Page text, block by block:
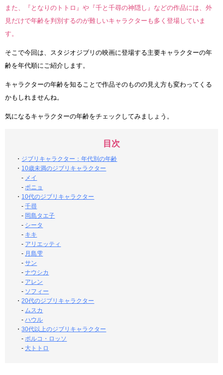
また、『となりのトトロ』や『千と千尋の神隠し』などの作品には、外
見だけで年齢を判別するのが難しいキャラクターも多く登場していま
す。
そこで今回は、スタジオジブリの映画に登場する主要キャラクターの年
齢を年代順にご紹介します。
キャラクターの年齢を知ることで作品そのものの見え方も変わってくる
かもしれませんね。
気になるキャラクターの年齢をチェックしてみましょう。
目次
・ ジブリキャラクター：年代別の年齢
・ 10歳未満のジブリキャラクター
- メイ
-ポニョ
・ 10代のジブリキャラクター
-千尋
- 岡島タエ子
- シータ
- キキ
- アリエッティ
- 月島雫
-サン
-ナウシカ
- アレン
- ソフィー
・20代のジブリキャラクター
-ムスカ
-ハウル
・30代以上のジブリキャラクター
-ポルコ・ロッソ
- 大トトロ